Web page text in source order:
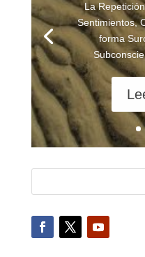
La
Sentimientos,
forma